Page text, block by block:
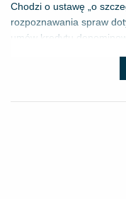
Chodzi o ustawę „o
rozpoznawania spraw
umów kredytu